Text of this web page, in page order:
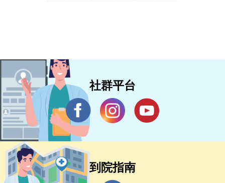
社群平台
到院指南